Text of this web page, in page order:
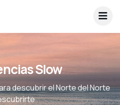
Slow
descubrir el Norte del Norte